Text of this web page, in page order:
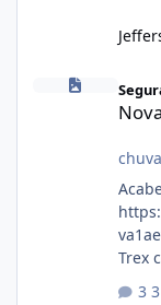
Novas
Trex